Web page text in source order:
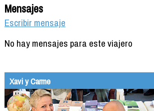
Mensajes
Escribir mensaje
No hay mensajes para este viajero
Xavi y Carme